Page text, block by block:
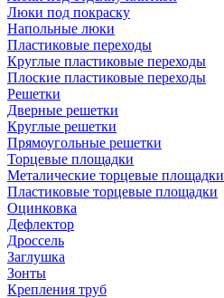
Люки под покраску
Напольные люки
Пластиковые переходы
Круглые пластиковые переходы
Плоские пластиковые переходы
Решетки
Дверные решетки
Круглые решетки
Прямоугольные решетки
Торцевые площадки
Металические торцевые площадки
Пластиковые торцевые площадки
Оцинковка
Дефлектор
Дроссель
Заглушка
Зонты
Крепления труб